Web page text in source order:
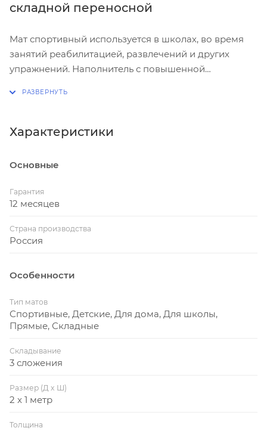
складной переносной
Мат спортивный используется в школах, во время
занятий реабилитацией, развлечений и других
упражнений. Наполнитель с повышенной
соревнований.
Не имеет запаха, легко моется.
Характеристики
Основные
Гарантия
12 месяцев
Страна производства
Россия
Особенности
Тип матов
Спортивные, Детские, Для дома, Для школы,
Прямые, Складные
Складывание
3 сложения
Размер (Д x Ш)
2 x 1 метр
Толщина